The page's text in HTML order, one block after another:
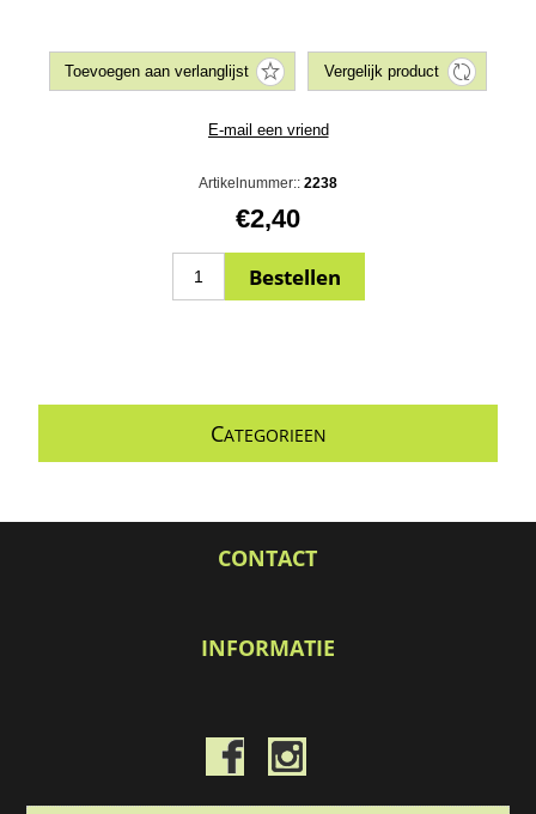
Artikelnummer:: 2238
€2,40
CATEGORIEEN
CONTACT
INFORMATIE